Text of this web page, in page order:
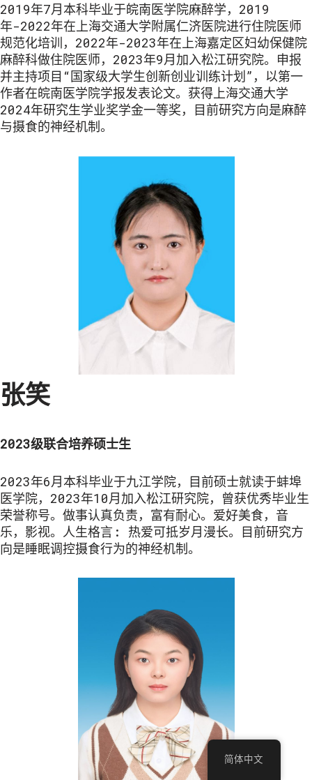
2019年7月本科毕业于皖南医学院麻醉学，2019
年-2022年在上海交通大学附属仁济医院进行住院医师
规范化培训，2022年-2023年在上海嘉定区妇幼保健院
麻醉科做住院医师，2023年9月加入松江研究院。申报
并主持项目“国家级大学生创新创业训练计划”，以第一
作者在皖南医学院学报发表论文。获得上海交通大学
2024年研究生学业奖学金一等奖，目前研究方向是麻醉
与摄食的神经机制。
张笑
2023级联合培养硕士生
2023年6月本科毕业于九江学院，目前硕士就读于蚌埠
医学院，2023年10月加入松江研究院，曾获优秀毕业生
荣誉称号。做事认真负责，富有耐心。爱好美食，音
乐，影视。人生格言: 热爱可抵岁月漫长。目前研究方
向是睡眠调控摄食行为的神经机制。
简体中文